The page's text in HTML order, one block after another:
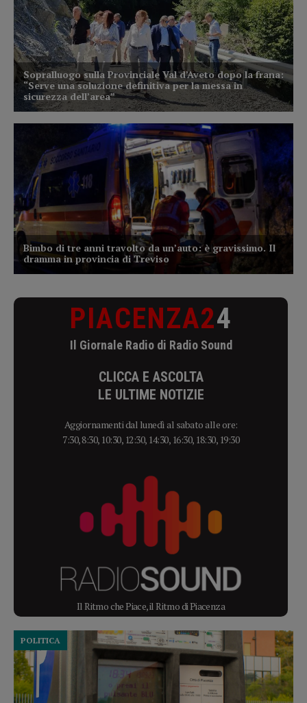
PIACENZA24
Il Giornale Radio di Radio Sound
CLICCA E ASCOLTA
LE ULTIME NOTIZIE
Aggiornamenti dal lunedì al sabato alle ore:
7:30, 8:30, 10:30, 12:30, 14:30, 16:30, 18:30, 19:30
Il Ritmo che Piace, il Ritmo di Piacenza
POLITICA